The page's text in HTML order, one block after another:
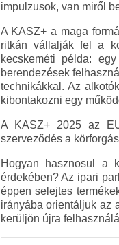
impulzusok, van miről
A KASZ+ a maga
ritkán vállalják fel a
kecskeméti példa:
berendezések
technikákkal. Az
kibontakozni egy
A KASZ+ 2025 az
szerveződés a
Hogyan hasznosul a
érdekében? Az ipari
éppen selejtes
irányába orientáljuk az
kerüljön újra